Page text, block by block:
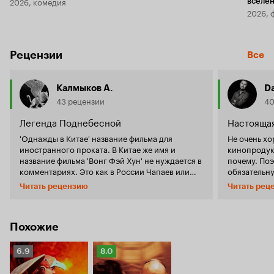
2026,
Рецензии Все
Калмыков А.
43 рецензии
Легенда Поднебесной
'Однажды в Китае' название фильма для
иностранного проката. В Китае же имя и
название фильма 'Вонг Фэй Хун' не нуждается в
комментариях. Это как в России Чапаев или
Невский. Жители Поднебесной чтят своих
героев так, как нам и не снилось. Имена людей
многие про подвиг Матросова не знают, да и
памяти фильм, посвящённый мастеру кун-фу и
борцу с западным влиянием Вонгу Фэй Хуну,
роль которого исполнил знаток восточных
Читать рецензию
Не очень
почему.
же с
Читать
Похожие
Рейтинг
Кинопоиска
6.9
Рейтинг
Кинопоиска
8.0